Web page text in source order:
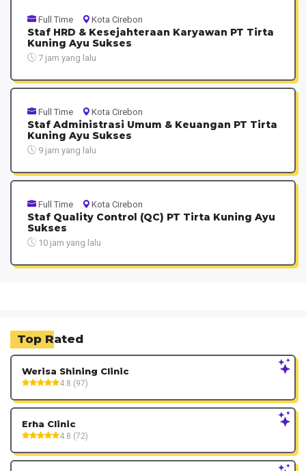
Full Time Kota Cirebon
Staf HRD & Kesejahteraan Karyawan PT Tirta
Kuning Ayu Sukses
7 jam yang lalu
Full Time Kota Cirebon
Staf Administrasi Umum & Keuangan PT Tirta
Kuning Ayu Sukses
9 jam yang lalu
Full Time Kota Cirebon
Staf Quality Control (QC) PT Tirta Kuning Ayu
Sukses
10 jam yang lalu
Top Rated
Werisa Shining Clinic
4.8 (97)
Erha Clinic
4.8 (72)